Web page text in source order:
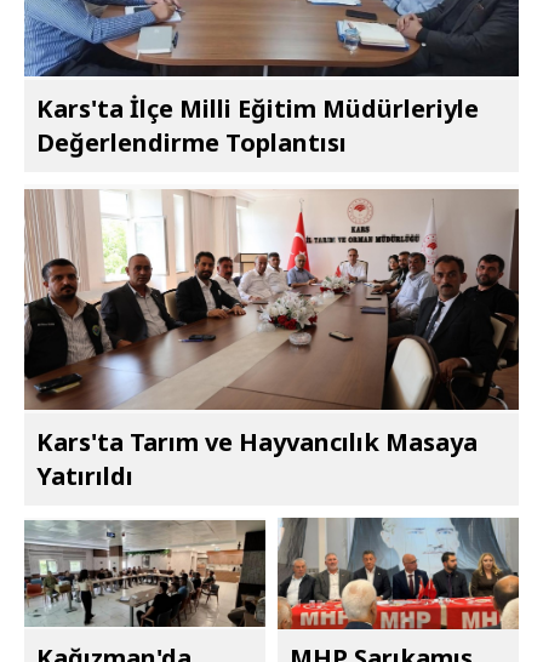
Kars'ta İlçe Milli Eğitim Müdürleriyle
Değerlendirme Toplantısı
Kars'ta Tarım ve Hayvancılık Masaya
Yatırıldı